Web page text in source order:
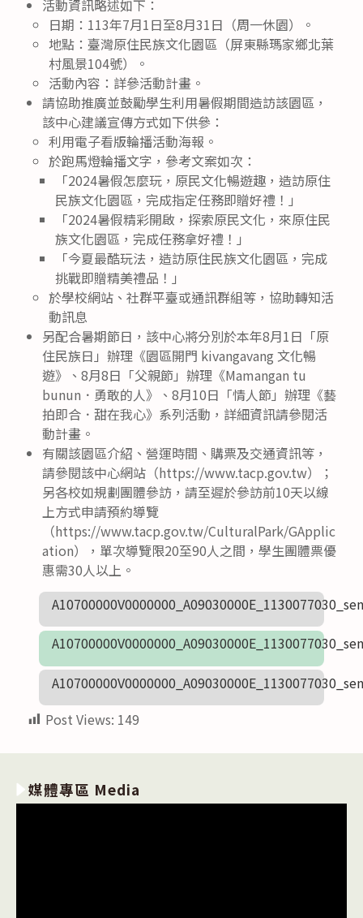
活動資訊略述如下：
日期：113年7月1日至8月31日（周一休園）。
地點：臺灣原住民族文化園區（屏東縣瑪家鄉北葉
村風景104號）。
活動內容：詳參活動計畫。
請協助推廣並鼓勵學生利用暑假期間造訪該園區，
該中心建議宣傳方式如下供參：
利用電子看版輪播活動海報。
於跑馬燈輪播文字，參考文案如次：
「2024暑假怎麼玩，原民文化暢遊趣，造訪原住
民族文化園區，完成指定任務即贈好禮！」
「2024暑假精彩開啟，探索原民文化，來原住民
族文化園區，完成任務拿好禮！」
「今夏最酷玩法，造訪原住民族文化園區，完成
挑戰即贈精美禮品！」
於學校網站、社群平臺或通訊群組等，協助轉知活
動訊息
另配合暑期節日，該中心將分別於本年8月1日「原
住民族日」辦理《園區開門 kivangavang 文化暢
遊》、8月8日「父親節」辦理《Mamangan tu
bunun．勇敢的人》、8月10日「情人節」辦理《藝
拍即合．甜在我心》系列活動，詳細資訊請參閱活
動計畫。
有關該園區介紹、營運時間、購票及交通資訊等，
請參閱該中心網站（https://www.tacp.gov.tw）；
另各校如規劃團體參訪，請至遲於參訪前10天以線
上方式申請預約導覽
（https://www.tacp.gov.tw/CulturalPark/GApplic
ation），單次導覽限20至90人之間，學生團體票優
惠需30人以上。
Post Views: 149
媒體專區 Media